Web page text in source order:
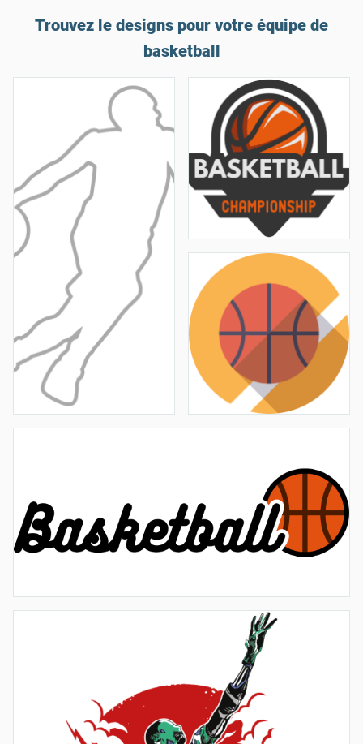
Trouvez le designs pour votre équipe de
basketball